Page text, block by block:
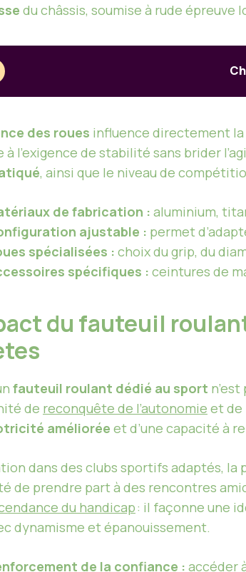
du châssis, soumise à rude
des roues influence directement la
à l’exigence de stabilité sans brider
, ainsi que le niveau de
de fabrication : aluminium,
ajustable : permet
spécialisées : choix du grip, du
spécifiques : ceintures de
du fauteuil
fauteuil roulant dédié au sport
de reconquête de l’autonomie et de
améliorée et d’une capacité à
dans des clubs sportifs adaptés,
de prendre part à des rencontres
du handicap: il façonne une
dynamisme et épanouissement.
de la confiance : accéder